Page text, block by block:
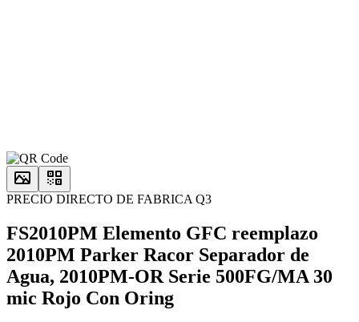
PRECIO DIRECTO DE FABRICA Q3
FS2010PM Elemento GFC reemplazo
2010PM Parker Racor Separador de
Agua, 2010PM-OR Serie 500FG/MA 30
mic Rojo Con Oring